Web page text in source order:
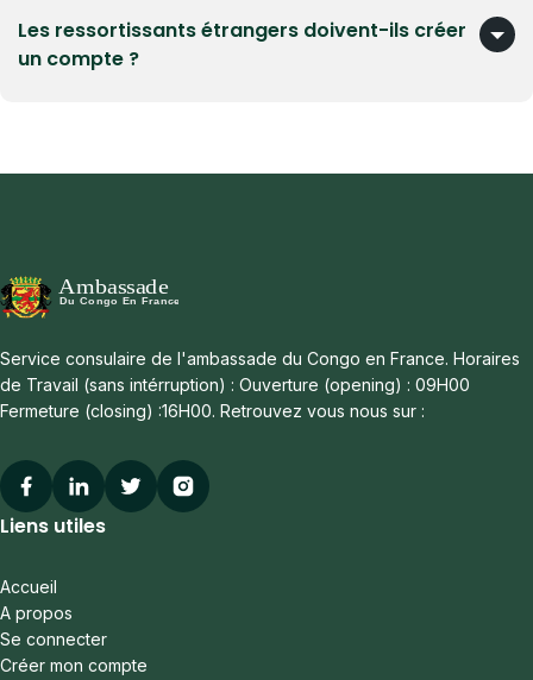
dans la circonscription de Paris.
Préalable indispensable à toute demande consulaire.
Les ressortissants étrangers doivent-ils créer
un compte ?
Elle permet d’initier toute démarche administrative.
Service consulaire de l'ambassade du Congo en France. Horaires
de Travail (sans intérruption) : Ouverture (opening) : 09H00
Fermeture (closing) :16H00. Retrouvez vous nous sur :
Facebook
LinkedinTwitterInstagram
Liens utiles
Accueil
A propos
Se connecter
Créer mon compte